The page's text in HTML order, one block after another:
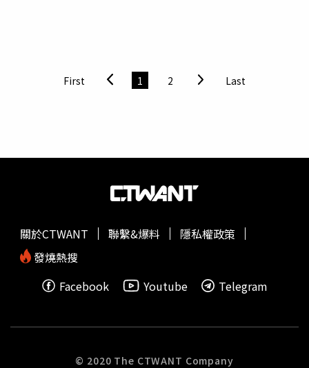
以量化系統對台灣上市股票進行大範圍篩選，降低情緒干
擾；第二層由投資團隊針對產業趨勢、公司營運與成長動能
制。除選股機制外，陳明君也特別提及00407A的不配息設
選擇將股利留存於基金資產中再投入，意在讓收益
轉化為下一段成長的本金，使複利效果更為完整，陳明君直
資經驗為例，陳明君自今年2月起同步定期定額0050與
009816（凱基台灣TOP 50 ETF），截至6月18日，採不配
此說明不配息再投入策略的潛在優勢。陳明君就認為「投資
維，確實提供了一個相對省力、又能克服人性弱點的新選
First 1 2 Last
關於CTWANT 聯繫&爆料
隱私權政策
發燒熱搜
Facebook
Youtube Telegram
© 2020 The CTWANT Company